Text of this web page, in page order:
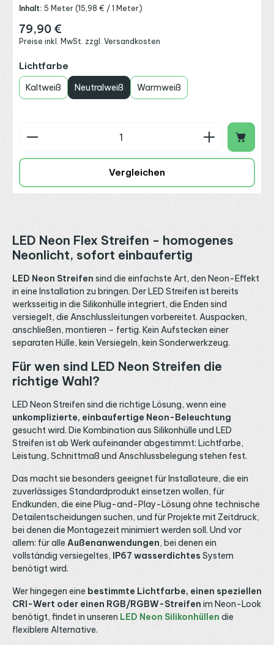
Inhalt:5 Meter(15,98 € / 1 Meter)
Regulärer Preis:
79,90 €
Preise inkl. MwSt. zzgl. Versandkosten
Lichtfarbe
Kaltweiß Neutralweiß Warmweiß
Produkt Anzahl: Gib den gewünschten Wert
Vergleichen
LED Neon Flex Streifen - homogenes
Neonlicht, sofort einbaufertig
LED Neon Streifen sind die einfachste Art, den Neon-Effekt
in eine Installation zu bringen. Der LED Streifen ist bereits
werksseitig in die Silikonhülle integriert, die Enden sind
versiegelt, die Anschlussleitungen vorbereitet. Auspacken,
anschließen, montieren – fertig. Kein Aufstecken einer
separaten Hülle, kein Versiegeln, kein Sonderwerkzeug.
Für wen sind LED Neon Streifen die
richtige Wahl?
LED Neon Streifen sind die richtige Lösung, wenn eine
unkomplizierte, einbaufertige Neon-Beleuchtung
gesucht wird. Die Kombination aus Silikonhülle und LED
Streifen ist ab Werk aufeinander abgestimmt: Lichtfarbe,
Leistung, Schnittmaß und Anschlussbelegung stehen fest.
Das macht sie besonders geeignet für Installateure, die ein
zuverlässiges Standardprodukt einsetzen wollen, für
Endkunden, die eine Plug-and-Play-Lösung ohne technische
Detailentscheidungen suchen, und für Projekte mit Zeitdruck,
bei denen die Montagezeit minimiert werden soll. Und vor
allem: für alle Außenanwendungen, bei denen ein
vollständig versiegeltes, IP67 wasserdichtes System
benötigt wird.
Wer hingegen eine bestimmte Lichtfarbe, einen speziellen
CRI-Wert oder einen RGB/RGBW-Streifen im Neon-Look
benötigt, findet in unseren LED Neon Silikonhüllen die
flexiblere Alternative.